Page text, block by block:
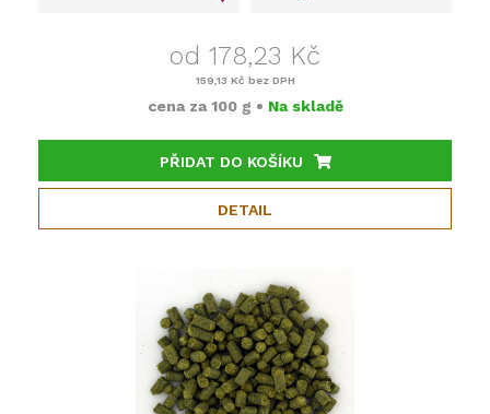
od 178,23 Kč
159,13 Kč bez DPH
cena za 100 g • Na skladě
PŘIDAT DO KOŠÍKU
DETAIL